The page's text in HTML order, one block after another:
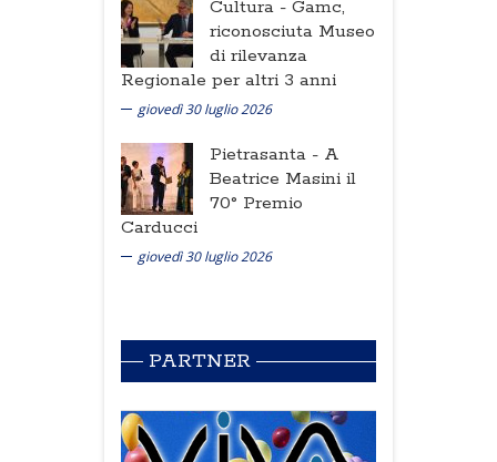
Cultura - Gamc,
riconosciuta Museo
di rilevanza
Regionale per altri 3 anni
giovedì 30 luglio 2026
Pietrasanta - A
Beatrice Masini il
70° Premio
Carducci
giovedì 30 luglio 2026
PARTNER